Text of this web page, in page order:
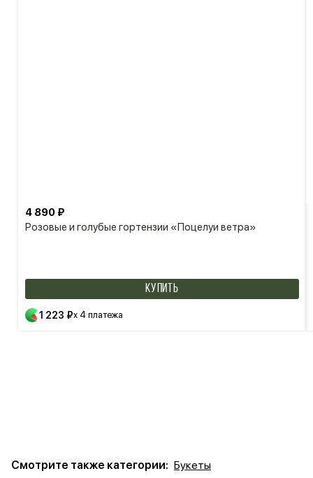
Розовые и голубые гортензии «Поцелуи ветра»
4 890 ₽
КУПИТЬ
1 223 ₽x 4 платежа
Смотрите также категории: Букеты